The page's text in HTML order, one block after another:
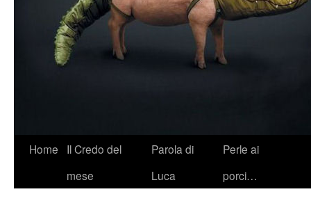
VaiHome
Il Credo del
mese
Parola di
Luca
Perle ai
porci…